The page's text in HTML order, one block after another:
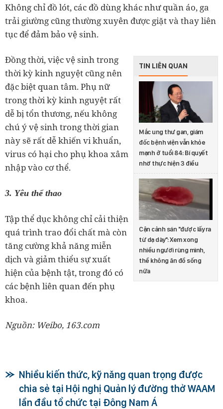
Không chỉ đồ lót, các đồ dùng khác như quần áo, ga
trải giường cũng thường xuyên được giặt và thay liên
tục để đảm bảo vệ sinh.
TIN LIÊN QUAN
Mắc ung thư gan, giám
đốc bệnh viện vẫn khỏe
mạnh ở tuổi 84: Bí quyết
nhờ thực hiện 3 điều
Cận cảnh sán "được lấy ra
từ dạ dày": Xem xong
nhiều người rùng mình,
thề không ăn đồ sống
nữa
Đồng thời, việc vệ sinh trong
thời kỳ kinh nguyệt cũng nên
đặc biệt quan tâm. Phụ nữ
trong thời kỳ kinh nguyệt rất
dễ bị tổn thương, nếu không
chú ý vệ sinh trong thời gian
này sẽ rất dễ khiến vi khuẩn,
virus có hại cho phụ khoa xâm
nhập vào cơ thể.
3. Yêu thể thao
Tập thể dục không chỉ cải thiện
quá trình trao đổi chất mà còn
tăng cường khả năng miễn
dịch và giảm thiểu sự xuất
hiện của bệnh tật, trong đó có
các bệnh liên quan đến phụ
khoa.
Nguồn: Weibo, 163.com
Nhiều kiến thức, kỹ năng quan trọng được
chia sẻ tại Hội nghị Quản lý đường thở WAAM
lần đầu tổ chức tại Đông Nam Á